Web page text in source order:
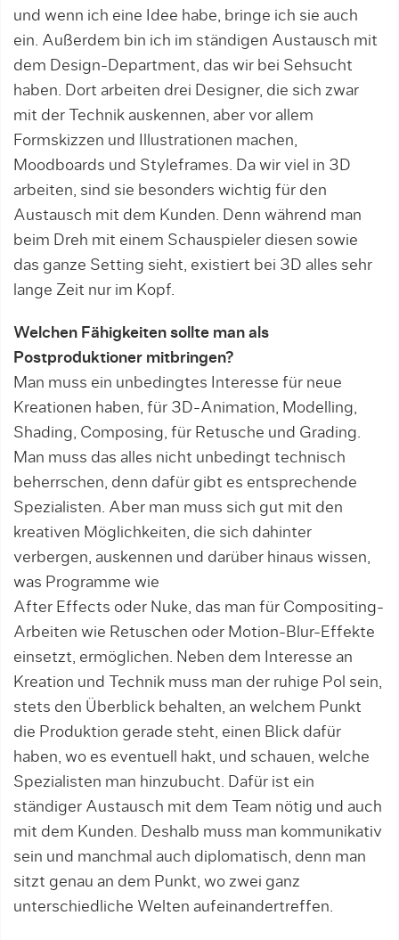
und wenn ich ei­ne Idee habe, bringe ich sie auch
ein. Außerdem bin ich im ständigen Austausch mit
dem Design-Depart­ment, das wir bei Sehsucht
haben. Dort arbeiten drei Designer, die sich zwar
mit der Technik auskennen, aber vor allem
Formskizzen und Illustrationen machen,
Moodboards und Styleframes. Da wir viel in 3D
arbeiten, sind sie besonders wichtig für den
Austausch mit dem Kunden. Denn während man
beim Dreh mit einem Schauspieler diesen sowie
das ganze Setting sieht, existiert bei 3D alles sehr
lange Zeit nur im Kopf.
Welchen Fähigkeiten sollte man als
Postproduktioner mitbringen?
Man muss ein unbedingtes Interesse für neue
Kreationen haben, für 3D-Animation, Modelling,
Sha­ding, Composing, für Retusche und Grading.
Man muss das alles nicht unbedingt technisch
beherrschen, denn dafür gibt es entsprechende
Spezialis­ten. Aber man muss sich gut mit den
kreativen Möglichkeiten, die sich dahinter
verbergen, auskennen und darüber hinaus wissen,
was Programme wie
After Effects oder Nuke, das man für Compositing-
Arbeiten wie Retuschen oder Motion-Blur-Effekte
einsetzt, ermöglichen. Neben dem Interesse an
Krea­tion und Technik muss man der ruhige Pol sein,
stets den Überblick behalten, an welchem Punkt
die Produktion gerade steht, einen Blick dafür
haben, wo es even­tuell hakt, und schauen, welche
Spezialisten man hinzubucht. Dafür ist ein
ständiger Austausch mit dem Team nötig und auch
mit dem Kunden. Des­halb muss man kommunikativ
sein und manchmal auch diplomatisch, denn man
sitzt genau an dem Punkt, wo zwei ganz
unterschiedliche Welten auf­einandertreffen.